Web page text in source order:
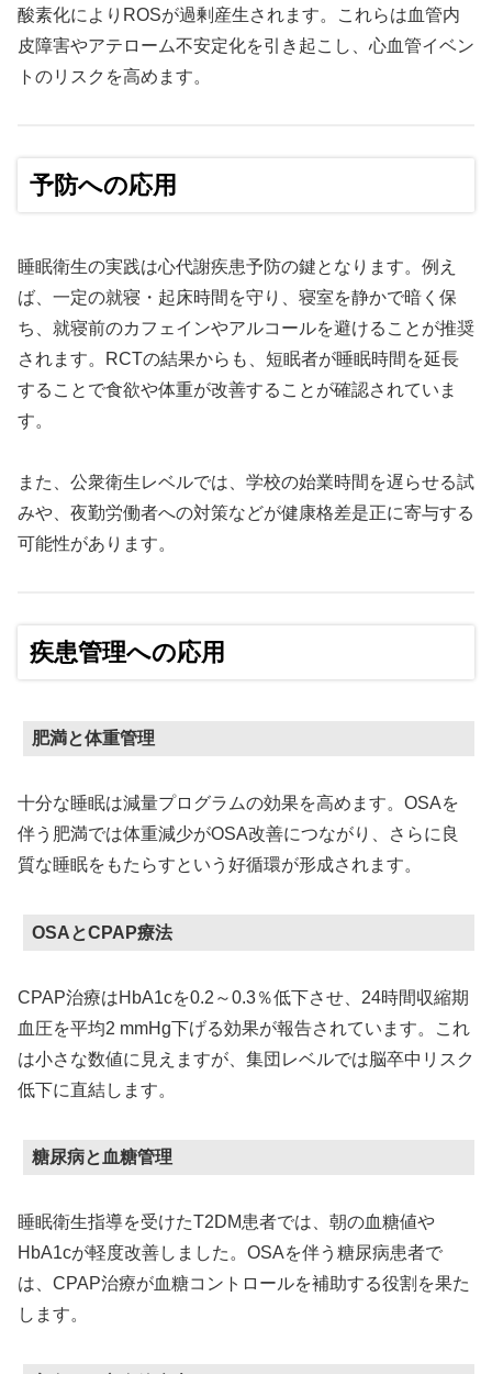
酸素化によりROSが過剰産生されます。これらは血管内
皮障害やアテローム不安定化を引き起こし、心血管イベン
トのリスクを高めます。
予防への応用
睡眠衛生の実践は心代謝疾患予防の鍵となります。例え
ば、一定の就寝・起床時間を守り、寝室を静かで暗く保
ち、就寝前のカフェインやアルコールを避けることが推奨
されます。RCTの結果からも、短眠者が睡眠時間を延長
することで食欲や体重が改善することが確認されていま
す。
また、公衆衛生レベルでは、学校の始業時間を遅らせる試
みや、夜勤労働者への対策などが健康格差是正に寄与する
可能性があります。
疾患管理への応用
肥満と体重管理
十分な睡眠は減量プログラムの効果を高めます。OSAを
伴う肥満では体重減少がOSA改善につながり、さらに良
質な睡眠をもたらすという好循環が形成されます。
OSAとCPAP療法
CPAP治療はHbA1cを0.2～0.3％低下させ、24時間収縮期
血圧を平均2 mmHg下げる効果が報告されています。これ
は小さな数値に見えますが、集団レベルでは脳卒中リスク
低下に直結します。
糖尿病と血糖管理
睡眠衛生指導を受けたT2DM患者では、朝の血糖値や
HbA1cが軽度改善しました。OSAを伴う糖尿病患者で
は、CPAP治療が血糖コントロールを補助する役割を果た
します。